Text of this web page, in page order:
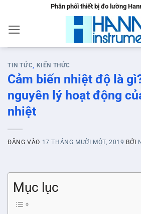
nội
dung
Phân phối thiết bị đo lường
TIN TỨC, KIẾN THỨC
Cảm biến nhiệt độ là
nguyên lý hoạt động
nhiệt
ĐĂNG VÀO 17 THÁNG MƯỜI MỘT, 2019 BỞI
Mục lục